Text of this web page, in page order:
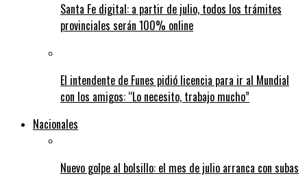
Santa Fe digital: a partir de julio, todos los trámites
provinciales serán 100% online
El intendente de Funes pidió licencia para ir al Mundial
con los amigos: “Lo necesito, trabajo mucho”
Nacionales
Nuevo golpe al bolsillo: el mes de julio arranca con subas